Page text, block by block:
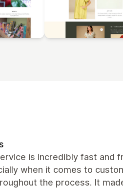
is incredibly fast and
when it comes to
the process. It